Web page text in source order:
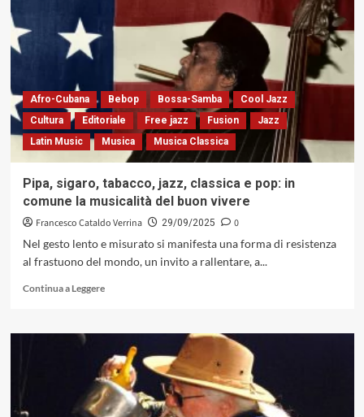
Pia
Feat.
Chico
Buarque
e
Mônica
Salmaso.
Napoli
e
Rio,
lingua
come
sonora
(Parco
della
Musica,
2025)
Afro-Cubana Bebop Bossa-Samba
Cool Jazz
Cultura
Editoriale Free jazz Fusion
Jazz
Latin Music
Musica Musica Classica
Pipa, sigaro, tabacco, jazz, classica e pop: in
comune la musicalità del buon vivere
Francesco Cataldo Verrina 29/09/2025
0
Nel gesto lento e misurato si manifesta una forma di resistenza
al frastuono del mondo, un invito a rallentare, a...
Continua a LeggereLeggi
su
sigaro,
tabacco,
jazz,
classica